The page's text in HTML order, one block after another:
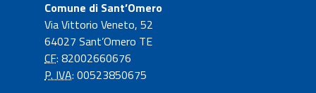
Comune di Sant’Omero
Via Vittorio Veneto, 52
64027 Sant’Omero TE
CF: 82002660676
P. IVA: 00523850675